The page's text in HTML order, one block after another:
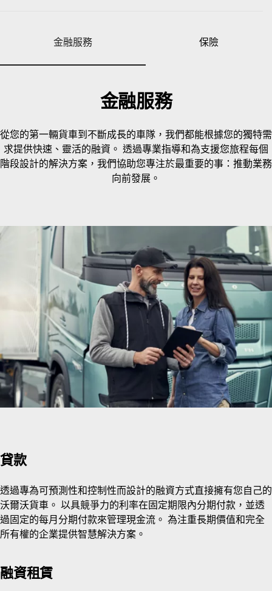
金融服務 保險
金融服務
從您的第一輛貨車到不斷成長的車隊，我們都能根據您的獨特需
求提供快速、靈活的融資。 透過專業指導和為支援您旅程每個
階段設計的解決方案，我們協助您專注於最重要的事：推動業務
向前發展。
貸款
透過專為可預測性和控制性而設計的融資方式直接擁有您自己的
沃爾沃貨車。 以具競爭力的利率在固定期限內分期付款，並透
過固定的每月分期付款來管理現金流。 為注重長期價值和完全
所有權的企業提供智慧解決方案。
融資租賃